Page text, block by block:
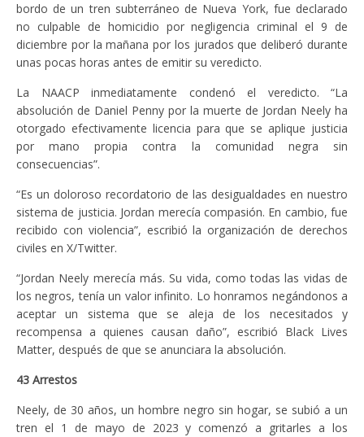
bordo de un tren subterráneo de Nueva York, fue declarado
no culpable de homicidio por negligencia criminal el 9 de
diciembre por la mañana por los jurados que deliberó durante
unas pocas horas antes de emitir su veredicto.
La NAACP inmediatamente condenó el veredicto. “La
absolución de Daniel Penny por la muerte de Jordan Neely ha
otorgado efectivamente licencia para que se aplique justicia
por mano propia contra la comunidad negra sin
consecuencias”.
“Es un doloroso recordatorio de las desigualdades en nuestro
sistema de justicia. Jordan merecía compasión. En cambio, fue
recibido con violencia”, escribió la organización de derechos
civiles en X/Twitter.
“Jordan Neely merecía más. Su vida, como todas las vidas de
los negros, tenía un valor infinito. Lo honramos negándonos a
aceptar un sistema que se aleja de los necesitados y
recompensa a quienes causan daño”, escribió Black Lives
Matter, después de que se anunciara la absolución.
43 Arrestos
Neely, de 30 años, un hombre negro sin hogar, se subió a un
tren el 1 de mayo de 2023 y comenzó a gritarles a los